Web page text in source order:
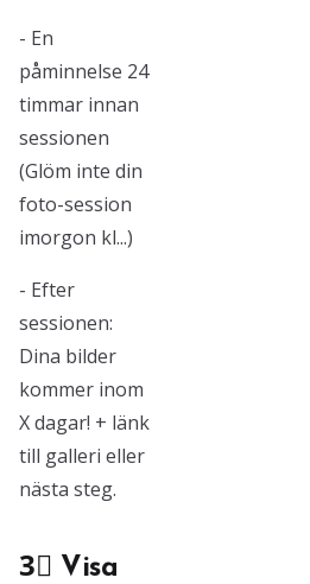
- En
påminnelse 24
timmar innan
sessionen
(Glöm inte din
foto-session
imorgon kl...)
- Efter
sessionen:
Dina bilder
kommer inom
X dagar! + länk
till galleri eller
nästa steg.
3⃣ Visa